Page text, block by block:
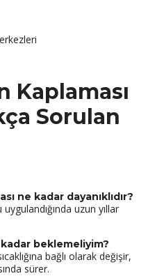
Kaplaması
Sorulan
ne kadar dayanıklıdır?
uzun yıllar
beklemeliyim?
bağlı olarak değişir,
sürer.